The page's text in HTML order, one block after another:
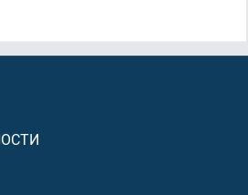
они сами поступали по отношению к
!